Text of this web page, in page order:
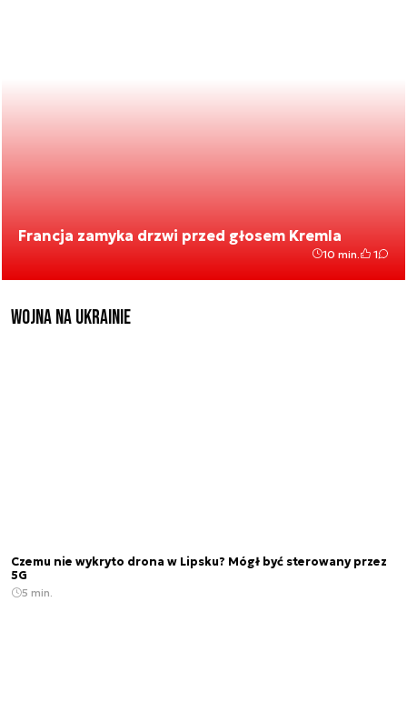
Francja zamyka drzwi przed głosem Kremla
10 min. 1
Wojna na Ukrainie
Czemu nie wykryto drona w Lipsku? Mógł być sterowany przez
5G
5 min.